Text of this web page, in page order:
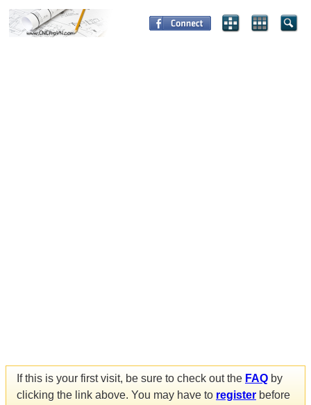
If this is your first visit, be sure to check out the FAQ by
clicking the link above. You may have to register before